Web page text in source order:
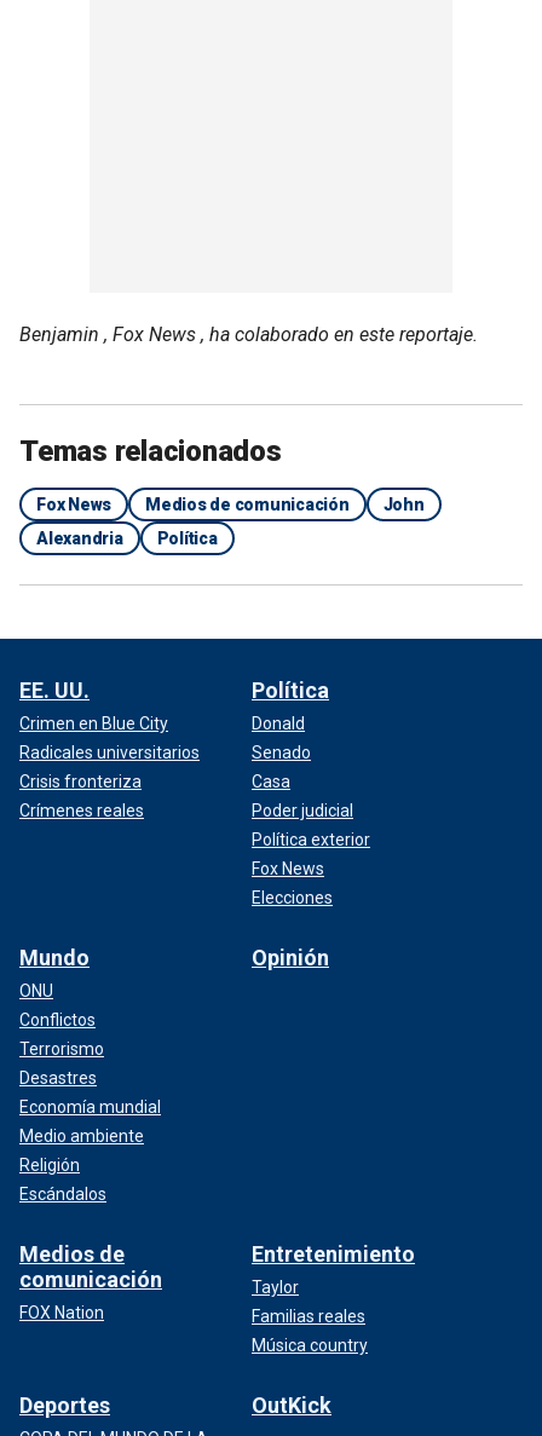
Benjamin , Fox News , ha colaborado en este reportaje.
Temas relacionados
Fox News Medios de comunicación
John
Alexandria
Política
EE. UU.
Crimen en Blue City
Radicales universitarios
Crisis fronteriza
Crímenes reales
Política
Donald
Senado
Casa
Poder judicial
Política exterior
Fox News
Elecciones
Mundo
ONU
Conflictos
Terrorismo
Desastres
Economía mundial
Medio ambiente
Religión
Escándalos
Opinión
Medios de
comunicación
FOX Nation
Entretenimiento
Taylor
Familias reales
Música country
Deportes OutKick